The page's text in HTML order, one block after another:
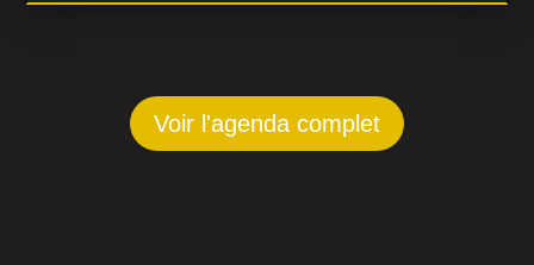
authentique. Avec son quartet, elle revisite les
Voir l'agenda complet